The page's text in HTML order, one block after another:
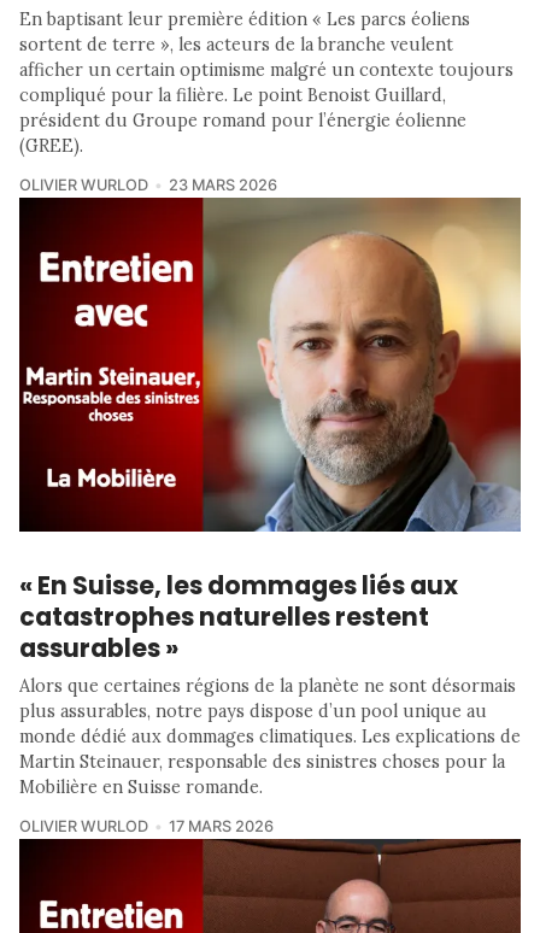
En baptisant leur première édition « Les parcs éoliens
sortent de terre », les acteurs de la branche veulent
afficher un certain optimisme malgré un contexte toujours
compliqué pour la filière. Le point Benoist Guillard,
président du Groupe romand pour l’énergie éolienne
(GREE).
OLIVIER WURLOD 23 MARS 2026
« En Suisse, les dommages liés aux
catastrophes naturelles restent
assurables »
Alors que certaines régions de la planète ne sont désormais
plus assurables, notre pays dispose d’un pool unique au
monde dédié aux dommages climatiques. Les explications de
Martin Steinauer, responsable des sinistres choses pour la
Mobilière en Suisse romande.
OLIVIER WURLOD 17 MARS 2026